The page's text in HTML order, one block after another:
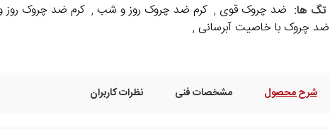
تگ ها: ضد چروک قوی , کرم ضد چروک روز و شب , کرم ضد چروک روز
ضد چروک با خاصیت آبرسانی ,
شرح محصول مشخصات فنی نظرات کاربران